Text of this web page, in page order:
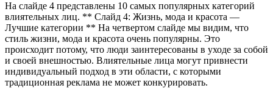
На слайде 4 представлены 10 самых популярных категорий
влиятельных лиц. ** Слайд 4: Жизнь, мода и красота —
Лучшие категории ** На четвертом слайде мы видим, что
стиль жизни, мода и красота очень популярны. Это
происходит потому, что люди заинтересованы в уходе за собой
и своей внешностью. Влиятельные лица могут привнести
индивидуальный подход в эти области, с которыми
традиционная реклама не может конкурировать.